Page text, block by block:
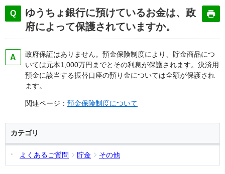
ゆうちょ銀行に預けているお金は、政
府によって保護されていますか。
政府保証はありません。預金保険制度により、貯金商品につ
いては元本1,000万円までとその利息が保護されます。決済用
預金に該当する振替口座の預り金については全額が保護され
ます。
関連ページ： 預金保険制度について
カテゴリ
よくあるご質問 貯金 その他